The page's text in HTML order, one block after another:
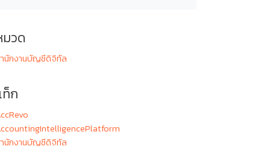
วด
นักงานบัญชีดิจิทัล
ก
นักงานบัญชีดิจิทัล